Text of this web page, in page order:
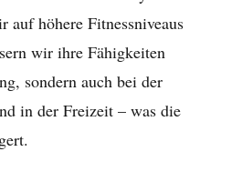
auf höhere Fitnessniveaus
wir ihre Fähigkeiten
sondern auch bei der
in der Freizeit – was die